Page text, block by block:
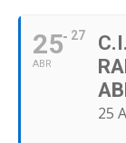
25
ABR
27
25